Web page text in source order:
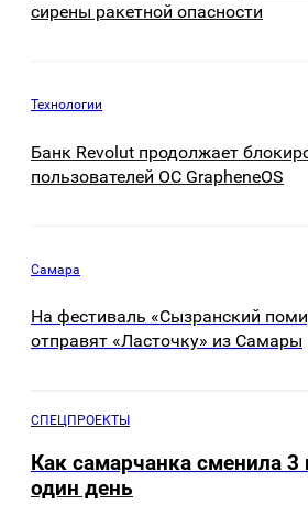
сирены ракетной опасности
Технологии
Банк Revolut продолжает
пользователей ОС GrapheneOS
Самара
На фестиваль «Сызранский
отправят «Ласточку» из Самары
СПЕЦПРОЕКТЫ
Как самарчанка сменила 3
один день